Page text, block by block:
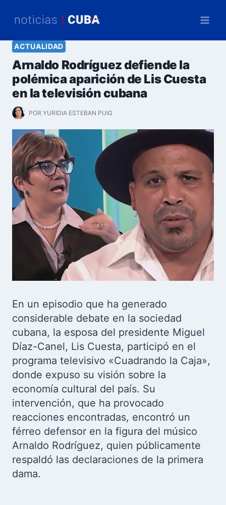
ACTUALIDAD
Arnaldo Rodríguez defiende la
polémica aparición de Lis Cuesta
en la televisión cubana
POR YURIDIA ESTEBAN PUIG
En un episodio que ha generado
considerable debate en la sociedad
cubana, la esposa del presidente Miguel
Díaz-Canel, Lis Cuesta, participó en el
programa televisivo «Cuadrando la Caja»,
donde expuso su visión sobre la
economía cultural del país. Su
intervención, que ha provocado
reacciones encontradas, encontró un
férreo defensor en la figura del músico
Arnaldo Rodríguez, quien públicamente
respaldó las declaraciones de la primera
dama.